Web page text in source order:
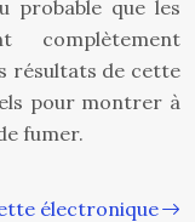
probable que les
complètement
résultats de cette
pour montrer à
fumer.
électronique